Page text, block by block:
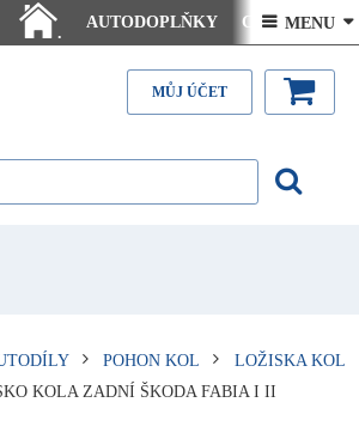
.
AUTODOPLŇKY Ceny doručení
Články - návody Kontakt
 MENU 
MŮJ ÚČET
POHON KOL
LOŽISKA KOL
KOLA ZADNÍ ŠKODA FABIA I II